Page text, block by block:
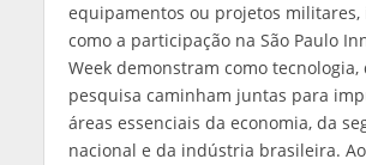
equipamentos ou projetos militares,
como a participação na São Paulo
Week demonstram como tecnologia,
pesquisa caminham juntas para
áreas essenciais da economia, da
nacional e da indústria brasileira.